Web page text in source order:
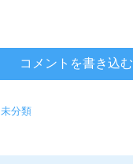
コメントを書き込む
未分類